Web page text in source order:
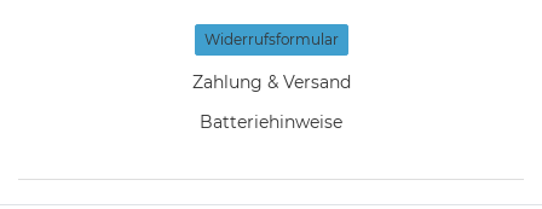
Widerrufs­formular
Zahlung & Versand
Batteriehinweise